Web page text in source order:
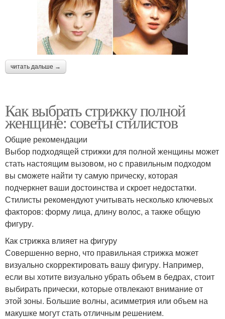
читать дальше →
Как выбрать стрижку полной
женщине: советы стилистов
Общие рекомендации
Выбор подходящей стрижки для полной женщины может
стать настоящим вызовом, но с правильным подходом
вы сможете найти ту самую прическу, которая
подчеркнет ваши достоинства и скроет недостатки.
Стилисты рекомендуют учитывать несколько ключевых
факторов: форму лица, длину волос, а также общую
фигуру.
Как стрижка влияет на фигуру
Совершенно верно, что правильная стрижка может
визуально скорректировать вашу фигуру. Например,
если вы хотите визуально убрать объем в бедрах, стоит
выбирать прически, которые отвлекают внимание от
этой зоны. Большие волны, асимметрия или объем на
макушке могут стать отличным решением.